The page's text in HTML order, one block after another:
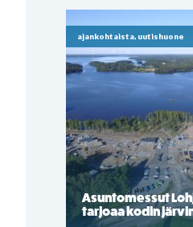
ajankohtaista, uutishuone
Asuntomessut
tarjoaa kodin